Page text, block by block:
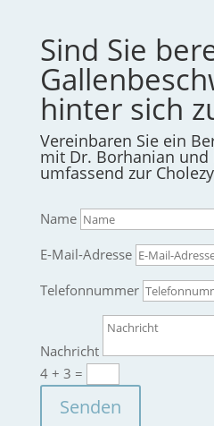
Sind Sie
hinter sich
Vereinbaren Sie ein
mit Dr. Borhanian und
umfassend zur
Name
E-Mail-Adresse
Telefonnummer
Nachricht
4 + 3 =
Senden